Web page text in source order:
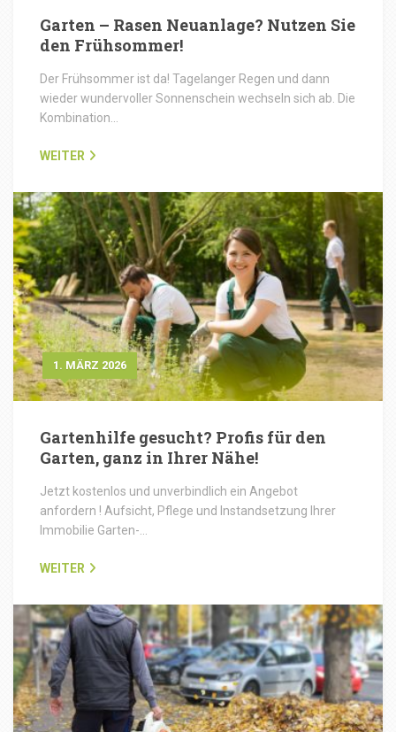
Garten – Rasen Neuanlage? Nutzen Sie
den Frühsommer!
Der Frühsommer ist da! Tagelanger Regen und dann
wieder wundervoller Sonnenschein wechseln sich ab. Die
Kombination…
WEITER
1. MÄRZ 2026
Gartenhilfe gesucht? Profis für den
Garten, ganz in Ihrer Nähe!
Jetzt kostenlos und unverbindlich ein Angebot
anfordern ! Aufsicht, Pflege und Instandsetzung Ihrer
Immobilie Garten-…
WEITER